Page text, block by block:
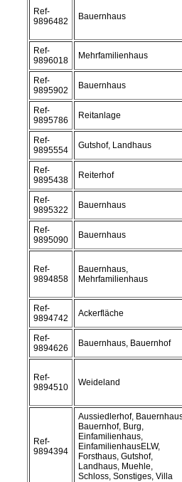
Ref-
9896482
Bauernhaus
Ref-
9896018
Mehrfamilienhaus
Ref-
9895902
Bauernhaus
Ref-
9895786
Reitanlage
Ref-
9895554
Gutshof, Landhaus
Ref-
9895438
Reiterhof
Ref-
9895322
Bauernhaus
Ref-
9895090
Bauernhaus
Ref-
9894858
Bauernhaus,
Mehrfamilienhaus
Ref-
9894742
Ackerfläche
Ref-
9894626
Bauernhaus, Bauernhof
Ref-
9894510
Weideland
Ref-
9894394
Aussiedlerhof,
Bauernhof, Burg,
Einfamilienhaus,
EinfamilienhausELW,
Forsthaus, Gutshof,
Landhaus, Muehle,
Schloss, Sonstiges, Villa